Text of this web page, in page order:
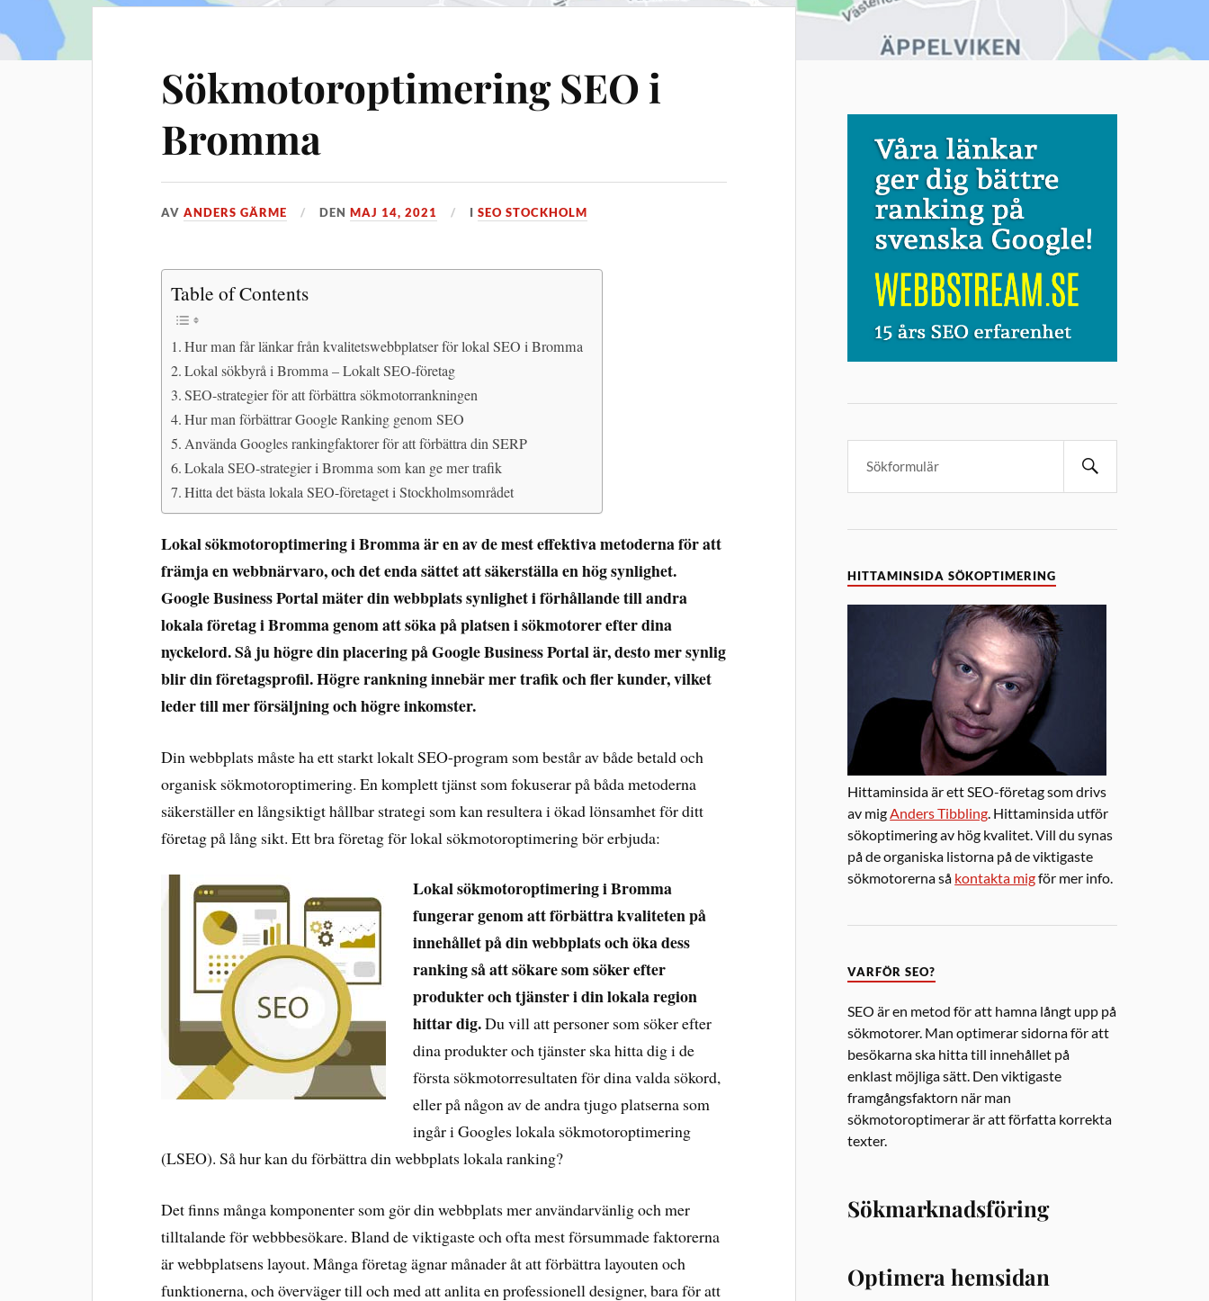
Sökmotoroptimering SEO i
Bromma
AVANDERS GÄRME DENMAJ 14, 2021 ISEO STOCKHOLM
Table of Contents
Hur man får länkar från kvalitetswebbplatser för lokal SEO i Bromma
Lokal sökbyrå i Bromma – Lokalt SEO-företag
SEO-strategier för att förbättra sökmotorrankningen
Hur man förbättrar Google Ranking genom SEO
Använda Googles rankingfaktorer för att förbättra din SERP
Lokala SEO-strategier i Bromma som kan ge mer trafik
Hitta det bästa lokala SEO-företaget i Stockholmsområdet
Lokal sökmotoroptimering i Bromma är en av de mest effektiva metoderna för att
främja en webbnärvaro, och det enda sättet att säkerställa en hög synlighet.
Google Business Portal mäter din webbplats synlighet i förhållande till andra
lokala företag i Bromma genom att söka på platsen i sökmotorer efter dina
nyckelord. Så ju högre din placering på Google Business Portal är, desto mer synlig
blir din företagsprofil. Högre rankning innebär mer trafik och fler kunder, vilket
leder till mer försäljning och högre inkomster.
Din webbplats måste ha ett starkt lokalt SEO-program som består av både betald och
organisk sökmotoroptimering. En komplett tjänst som fokuserar på båda metoderna
säkerställer en långsiktigt hållbar strategi som kan resultera i ökad lönsamhet för ditt
företag på lång sikt. Ett bra företag för lokal sökmotoroptimering bör erbjuda:
Lokal sökmotoroptimering i Bromma
fungerar genom att förbättra kvaliteten på
innehållet på din webbplats och öka dess
ranking så att sökare som söker efter
produkter och tjänster i din lokala region
hittar dig.Du vill att personer som söker efter
dina produkter och tjänster ska hitta dig i de
första sökmotorresultaten för dina valda sökord,
eller på någon av de andra tjugo platserna som
ingår i Googles lokala sökmotoroptimering
(LSEO). Så hur kan du förbättra din webbplats lokala ranking?
Det finns många komponenter som gör din webbplats mer användarvänlig och mer
tilltalande för webbbesökare. Bland de viktigaste och ofta mest försummade faktorerna
är webbplatsens layout. Många företag ägnar månader åt att förbättra layouten och
funktionerna, och överväger till och med att anlita en professionell designer, bara för att
HITTAMINSIDA SÖKOPTIMERING
Hittaminsida är ett SEO-företag som drivs
av mig Anders Tibbling . Hittaminsida utför
sökoptimering av hög kvalitet. Vill du synas
på de organiska listorna på de viktigaste
sökmotorerna så kontakta migför mer info.
VARFÖR SEO?
SEO är en metod för att hamna långt upp på
sökmotorer. Man optimerar sidorna för att
besökarna ska hitta till innehållet på
enklast möjliga sätt. Den viktigaste
framgångsfaktorn när man
sökmotoroptimerar är att författa korrekta
texter.
Sökmarknadsföring
Optimera hemsidan